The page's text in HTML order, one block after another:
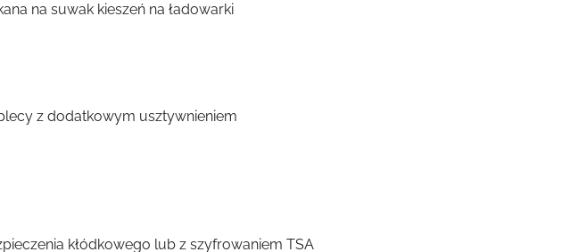
na suwak kieszeń na ładowarki
z dodatkowym usztywnieniem
kłódkowego lub z szyfrowaniem TSA